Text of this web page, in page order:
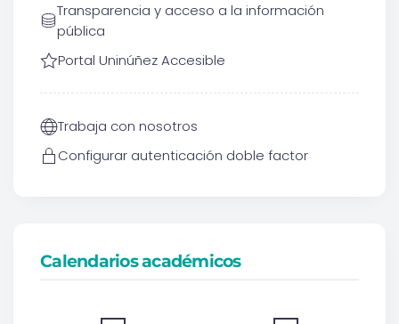
Transparencia y acceso a la información
pública
Portal Uninúñez Accesible
Trabaja con nosotros
Configurar autenticación doble factor
Calendarios académicos